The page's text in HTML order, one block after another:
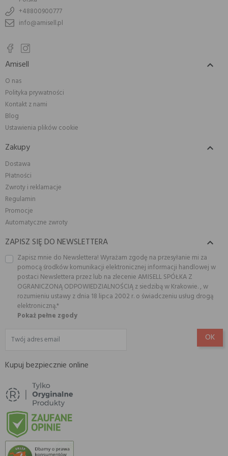
+48800900777
info@amisell.pl
Amisell 
O nas
Polityka prywatności
Kontakt z nami
Blog
Ustawienia plików cookie
Zakupy 
Dostawa
Płatności
Zwroty i reklamacje
Regulamin
Promocje
Automatyczne zwroty
ZAPISZ SIĘ DO NEWSLETTERA 
Zapisz mnie do Newslettera! Wyrażam zgodę na przesyłanie mi za
pomocą środków komunikacji elektronicznej informacji handlowej w
postaci Newslettera przez lub na zlecenie AMISELL SPÓŁKA Z
OGRANICZONĄ ODPOWIEDZIALNOŚCIĄ z siedzibą w Krakowie. , w
rozumieniu ustawy z dnia 18 lipca 2002 r. o świadczeniu usług drogą
elektroniczną.*
Pokaż pełne zgody
Kupuj bezpiecznie online